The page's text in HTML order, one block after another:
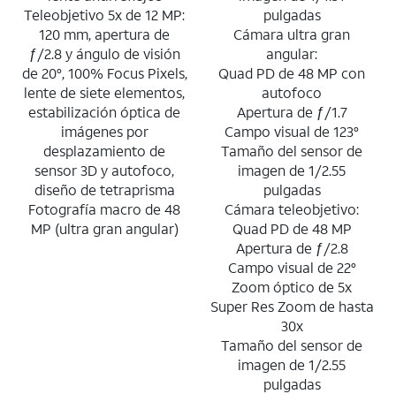
Teleobjetivo 5x de 12 MP:
120 mm, apertura de
ƒ/2.8 y ángulo de visión
de 20°, 100% Focus Pixels,
lente de siete elementos,
estabilización óptica de
imágenes por
desplazamiento de
sensor 3D y autofoco,
diseño de tetraprisma
Fotografía macro de 48
MP (ultra gran angular)
pulgadas
Cámara ultra gran
angular:
Quad PD de 48 MP con
autofoco
Apertura de ƒ/1.7
Campo visual de 123°
Tamaño del sensor de
imagen de 1/2.55
pulgadas
Cámara teleobjetivo:
Quad PD de 48 MP
Apertura de ƒ/2.8
Campo visual de 22°
Zoom óptico de 5x
Super Res Zoom de hasta
30x
Tamaño del sensor de
imagen de 1/2.55
pulgadas